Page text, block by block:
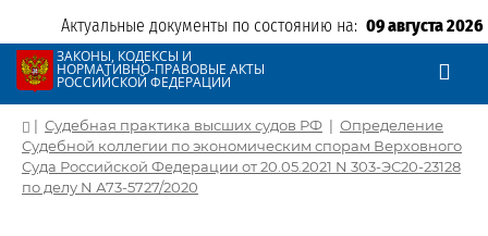
Актуальные документы по состоянию на: 09 августа 2026
ЗАКОНЫ, КОДЕКСЫ И
НОРМАТИВНО-ПРАВОВЫЕ АКТЫ
РОССИЙСКОЙ ФЕДЕРАЦИИ
| Судебная практика высших судов РФ | Определение
Судебной коллегии по экономическим спорам Верховного
Суда Российской Федерации от 20.05.2021 N 303-ЭС20-23128
по делу N А73-5727/2020